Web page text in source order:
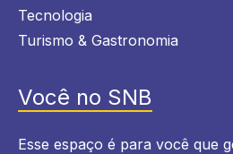
Tecnologia
Turismo & Gastronomia
Você no SNB
Esse espaço é para você que